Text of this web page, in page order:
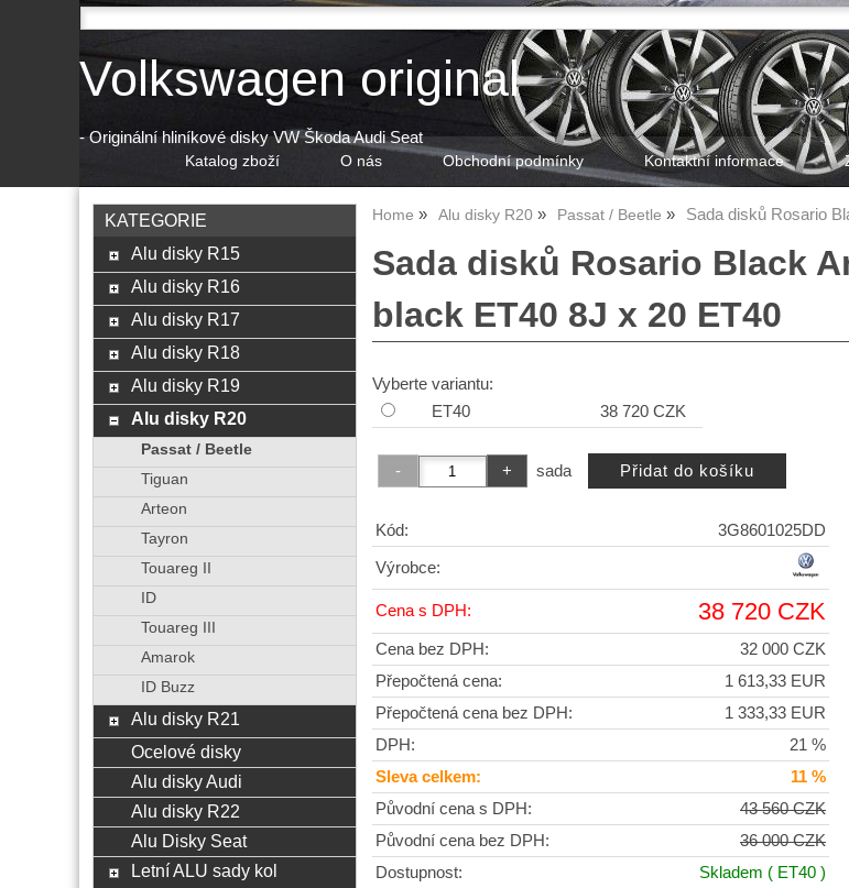
Volkswagen original
- Originální hliníkové disky VW Škoda Audi Seat
Katalog zboží O nás Obchodní podmínky Kontaktní informace
Home Alu disky R20 Passat / Beetle Sada disků Rosario
Sada disků Rosario Black
black ET40 8J x 20 ET40
Vyberte variantu:
ET40
38 720 CZK
sada
Kód: 3G8601025DD
Výrobce:
Cena s DPH: 38 720 CZK
Cena bez DPH:
32 000 CZK
Přepočtená cena:
1 613,33 EUR
Přepočtená cena bez DPH:
1 333,33 EUR
DPH:
21 %
Sleva celkem:
11 %
Původní cena s DPH:
43 560 CZK
Původní cena bez DPH:
36 000 CZK
Dostupnost:
Skladem ( ET40 )
KATEGORIE
Alu disky R15
Alu disky R16
Alu disky R17
Alu disky R18
Alu disky R19
Alu disky R20
Passat / Beetle
Tiguan
Arteon
Tayron
Touareg II
ID
Touareg III
Amarok
ID Buzz
Alu disky R21
Ocelové disky
Alu disky Audi
Alu disky R22
Alu Disky Seat
Letní ALU sady kol